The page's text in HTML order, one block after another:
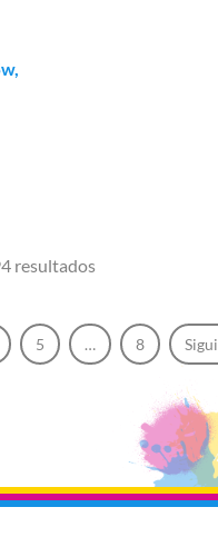
resultados
5 … 8